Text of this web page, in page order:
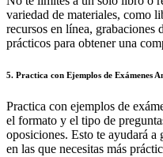
variedad de materiales, como
recursos en línea,
prácticos para obtener una
5. Practica con Ejemplos de Exámenes
Practica con ejemplos de
el formato y el tipo de
oposiciones. Esto te ayudará
en las que necesitas más